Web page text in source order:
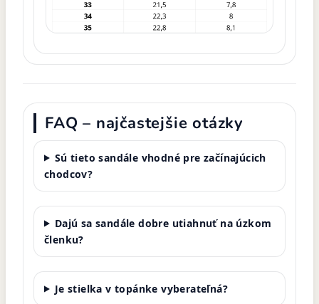
FAQ – najčastejšie otázky
Sú tieto sandále vhodné pre začínajúcich
chodcov?
Dajú sa sandále dobre utiahnuť na úzkom
členku?
Je stielka v topánke vyberateľná?